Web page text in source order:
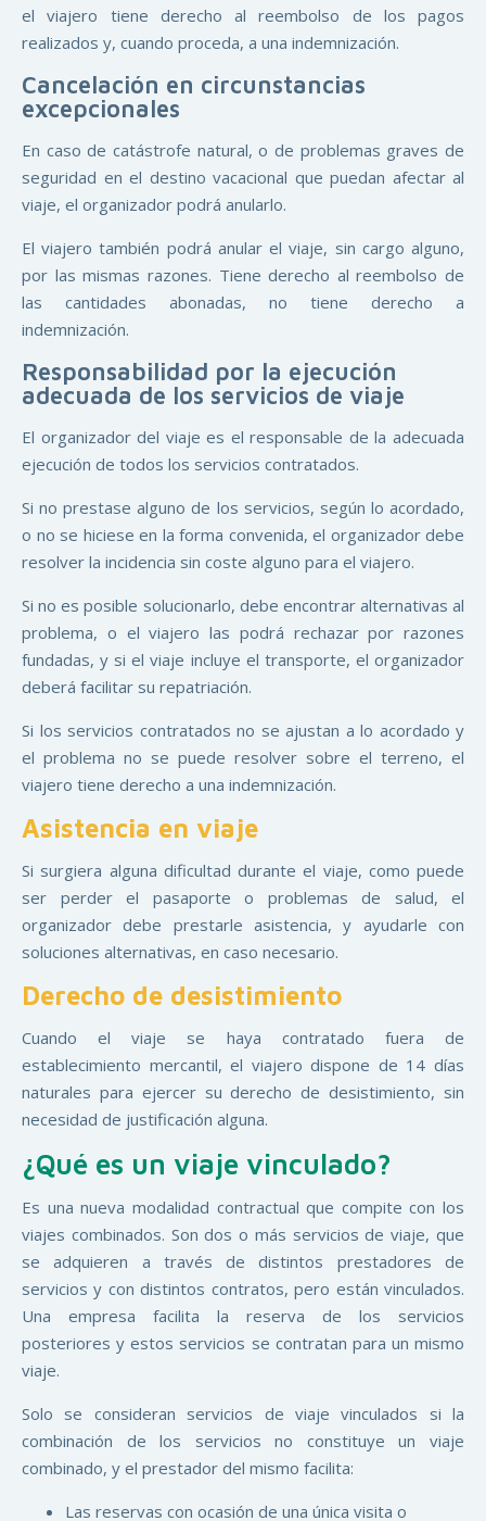
el viajero tiene derecho al reembolso de los pagos
realizados y, cuando proceda, a una indemnización.
Cancelación en circunstancias
excepcionales
En caso de catástrofe natural, o de problemas graves de
seguridad en el destino vacacional que puedan afectar al
viaje, el organizador podrá anularlo.
El viajero también podrá anular el viaje, sin cargo alguno,
por las mismas razones. Tiene derecho al reembolso de
las cantidades abonadas, no tiene derecho a
indemnización.
Responsabilidad por la ejecución
adecuada de los servicios de viaje
El organizador del viaje es el responsable de la adecuada
ejecución de todos los servicios contratados.
Si no prestase alguno de los servicios, según lo acordado,
o no se hiciese en la forma convenida, el organizador debe
resolver la incidencia sin coste alguno para el viajero.
Si no es posible solucionarlo, debe encontrar alternativas al
problema, o el viajero las podrá rechazar por razones
fundadas, y si el viaje incluye el transporte, el organizador
deberá facilitar su repatriación.
Si los servicios contratados no se ajustan a lo acordado y
el problema no se puede resolver sobre el terreno, el
viajero tiene derecho a una indemnización.
Asistencia en viaje
Si surgiera alguna dificultad durante el viaje, como puede
ser perder el pasaporte o problemas de salud, el
organizador debe prestarle asistencia, y ayudarle con
soluciones alternativas, en caso necesario.
Derecho de desistimiento
Cuando el viaje se haya contratado fuera de
establecimiento mercantil, el viajero dispone de 14 días
naturales para ejercer su derecho de desistimiento, sin
necesidad de justificación alguna.
¿Qué es un viaje vinculado?
Es una nueva modalidad contractual que compite con los
viajes combinados. Son dos o más servicios de viaje, que
se adquieren a través de distintos prestadores de
servicios y con distintos contratos, pero están vinculados.
Una empresa facilita la reserva de los servicios
posteriores y estos servicios se contratan para un mismo
viaje.
Solo se consideran servicios de viaje vinculados si la
combinación de los servicios no constituye un viaje
combinado, y el prestador del mismo facilita:
Las reservas con ocasión de una única visita o